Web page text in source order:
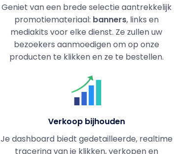
Geniet van een brede selectie aantrekkelijk
promotiemateriaal: banners, links en
mediakits voor elke dienst. Ze zullen uw
bezoekers aanmoedigen om op onze
producten te klikken en ze te bestellen.
Verkoop bijhouden
Je dashboard biedt gedetailleerde, realtime
tracering van je klikken, verkopen en